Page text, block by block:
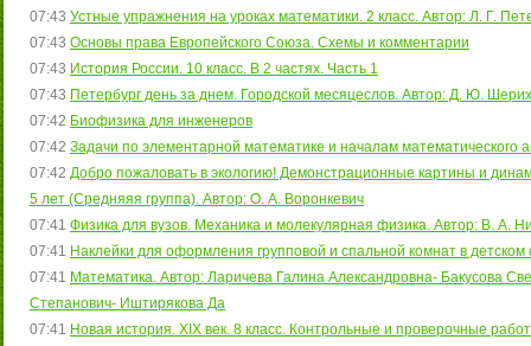
07:43 Устные упражнения на уроках математики. 2 класс. Автор: Л. Г.
07:43 Основы права Европейского Союза. Схемы и комментарии
07:43 История России. 10 класс. В 2 частях. Часть 1
07:43 Петербург день за днем. Городской месяцеслов. Автор: Д. Ю. Шерих
07:42 Биофизика для инженеров
07:42 Задачи по элементарной математике и началам математического
07:42 Добро пожаловать в экологию! Демонстрационные картины и
5 лет (Средняяя группа). Автор: О. А. Воронкевич
07:41 Физика для вузов. Механика и молекулярная физика. Автор: В. А.
07:41 Наклейки для оформления групповой и спальной комнат в детском
07:41 Математика. Автор: Ларичева Галина Александровна- Бакусова
Степанович- Иштирякова Да
07:41 Новая история. XIX век. 8 класс. Контрольные и проверочные